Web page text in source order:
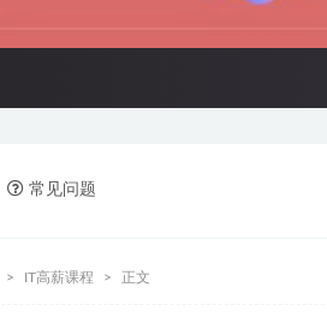
常见问题
IT高薪课程 正文